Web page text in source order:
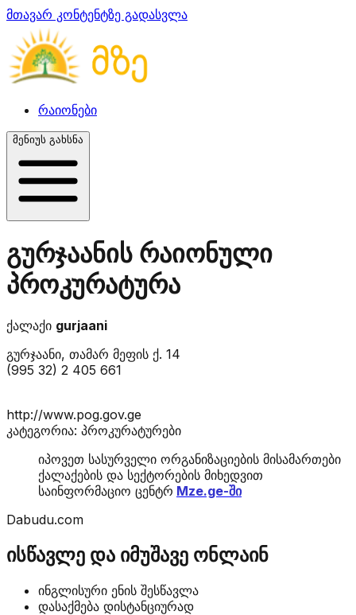
მთავარ კონტენტზე გადასვლა
რაიონები
მენიუს გახსნა
გურჯაანის რაიონული
პროკურატურა
ქალაქი gurjaani
გურჯაანი, თამარ მეფის ქ. 14
(995 32) 2 405 661
http://www.pog.gov.ge
კატეგორია: პროკურატურები
იპოვეთ სასურველი ორგანიზაციების მისამართები
ქალაქების და სექტორების მიხედვით
საინფორმაციო ცენტრ Mze.ge-ში
Dabudu.com
ისწავლე და იმუშავე ონლაინ
ინგლისური ენის შესწავლა
დასაქმება დისტანციურად